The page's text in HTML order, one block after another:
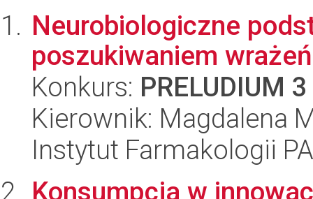
Neurobiologiczne
poszukiwaniem wrażeń
Konkurs: PRELUDIUM 3
Kierownik: Magdalena
Instytut Farmakologii
Konsumpcja w